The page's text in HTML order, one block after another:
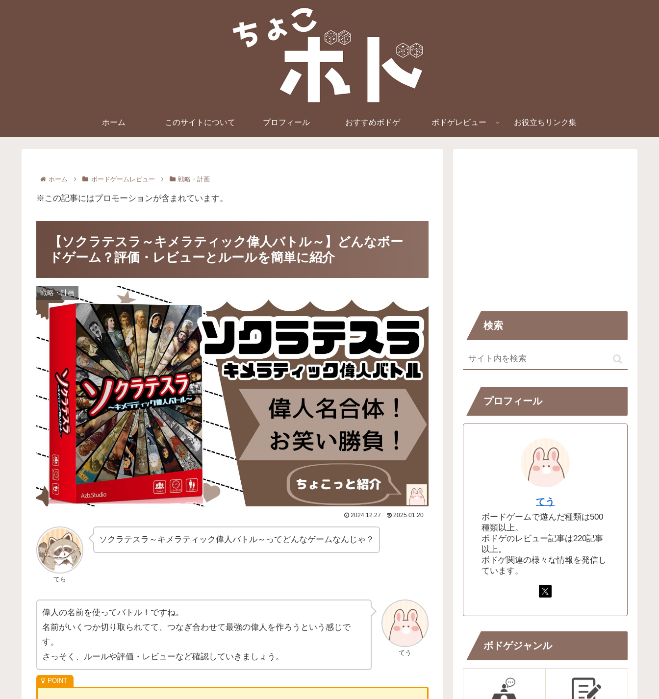
ホーム このサイトについて プロフィール おすすめボドゲ ボドゲレビュー お役立ちリンク集
ホーム ボードゲームレビュー 戦略・計画
※この記事にはプロモーションが含まれています。
【ソクラテスラ～キメラティック偉人バトル～】どんなボー
ドゲーム？評価・レビューとルールを簡単に紹介
戦略・計画
2024.12.27 2025.01.20
てら
ソクラテスラ～キメラティック偉人バトル～ってどんなゲームなんじゃ？
てう
偉人の名前を使ってバトル！ですね。
名前がいくつか切り取られてて、つなぎ合わせて最強の偉人を作ろうという感じで
す。
さっそく、ルールや評価・レビューなど確認していきましょう。
検索
プロフィール
てう
ボードゲームで遊んだ種類は500
種類以上。
ボドゲのレビュー記事は220記事
以上。
ボドゲ関連の様々な情報を発信し
ています。
ボドゲジャンル